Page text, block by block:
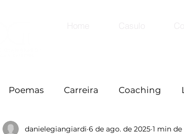
Poemas Carreira Coaching
danielegiangiardi 6 de ago. de 2025 1 min